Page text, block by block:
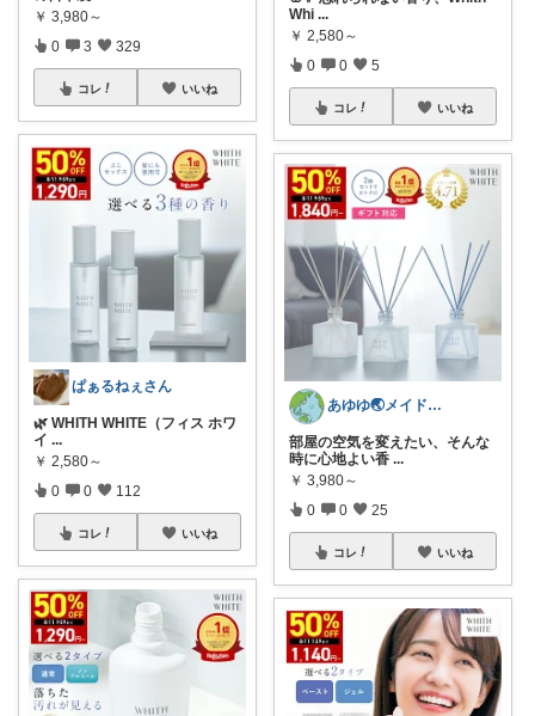
￥ 3,980～
0 3 329
コレ いいね
ぱぁるねぇさん
🌿 WHITH WHITE（フィス ホワ
イ ...
￥ 2,580～
0 0 112
コレ いいね
Whi ...
￥ 2,580～
0 0 5
コレ いいね
あゆゆ🌏メイドインジャパン応援中
部屋の空気を変えたい、そんな
時に心地よい香 ...
￥ 3,980～
0 0 25
コレ いいね